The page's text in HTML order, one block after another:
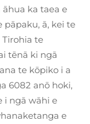
ka taea e
ā, kei te
te
tēnā ki ngā
te kōpiko i a
6082 anō hoki,
i ngā wāhi e
e